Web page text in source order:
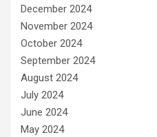
December 2024
November 2024
October 2024
September 2024
August 2024
July 2024
June 2024
May 2024